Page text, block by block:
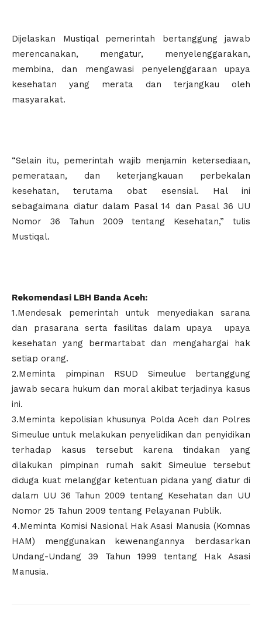
Dijelaskan Mustiqal pemerintah bertanggung jawab
merencanakan, mengatur, menyelenggarakan,
membina, dan mengawasi penyelenggaraan upaya
kesehatan yang merata dan terjangkau oleh
masyarakat.
“Selain itu, pemerintah wajib menjamin ketersediaan,
pemerataan, dan keterjangkauan perbekalan
kesehatan, terutama obat esensial. Hal ini
sebagaimana diatur dalam Pasal 14 dan Pasal 36 UU
Nomor 36 Tahun 2009 tentang Kesehatan,” tulis
Mustiqal.
Rekomendasi LBH Banda Aceh:
1.Mendesak pemerintah untuk menyediakan sarana
dan prasarana serta fasilitas dalam upaya upaya
kesehatan yang bermartabat dan mengahargai hak
setiap orang.
2.Meminta pimpinan RSUD Simeulue bertanggung
jawab secara hukum dan moral akibat terjadinya kasus
ini.
3.Meminta kepolisian khusunya Polda Aceh dan Polres
Simeulue untuk melakukan penyelidikan dan penyidikan
terhadap kasus tersebut karena tindakan yang
dilakukan pimpinan rumah sakit Simeulue tersebut
diduga kuat melanggar ketentuan pidana yang diatur di
dalam UU 36 Tahun 2009 tentang Kesehatan dan UU
Nomor 25 Tahun 2009 tentang Pelayanan Publik.
4.Meminta Komisi Nasional Hak Asasi Manusia (Komnas
HAM) menggunakan kewenangannya berdasarkan
Undang-Undang 39 Tahun 1999 tentang Hak Asasi
Manusia.